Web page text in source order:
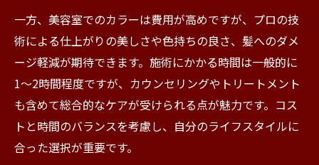
一方、美容室でのカラーは費用が高めですが、プロの技
術による仕上がりの美しさや色持ちの良さ、髪へのダメ
ージ軽減が期待できます。施術にかかる時間は一般的に
1〜2時間程度ですが、カウンセリングやトリートメント
も含めて総合的なケアが受けられる点が魅力です。コス
トと時間のバランスを考慮し、自分のライフスタイルに
合った選択が重要です。